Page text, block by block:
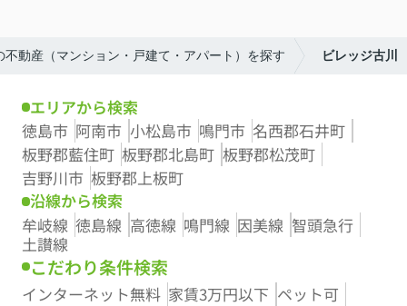
動産（マンション・戸建て・アパート）を探す ビレッジ古川
エリアから検索
徳島市 阿南市 小松島市 鳴門市 名西郡石井町
板野郡藍住町 板野郡北島町 板野郡松茂町
吉野川市 板野郡上板町
沿線から検索
牟岐線 徳島線 高徳線 鳴門線 因美線 智頭急行
土讃線
こだわり条件検索
インターネット無料 家賃3万円以下 ペット可